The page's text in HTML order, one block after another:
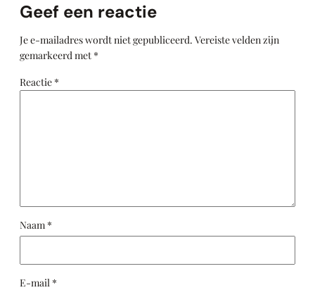
Geef een reactie
Je e-mailadres wordt niet gepubliceerd. Vereiste velden zijn
gemarkeerd met *
Reactie *
Naam *
E-mail *